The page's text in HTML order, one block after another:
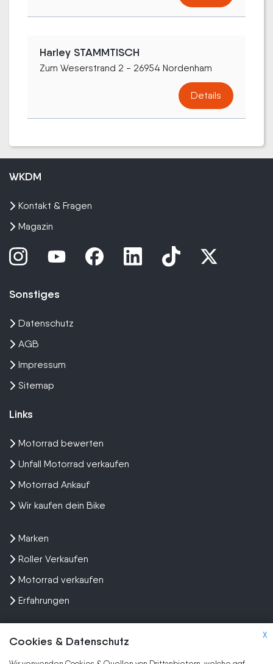
Harley STAMMTISCH
Zum Weserstrand 2 - 26954 Nordenham
Details
X
Cookies & Datenschutz
WKDM
Kontakt & Fragen
Magazin
Sonstiges
Datenschutz
AGB
Impressum
Sitemap
Links
Motorrad bewerten
Unfall Motorrad verkaufen
Motorrad Ankauf
Wir kaufen dein Bike
Marken
Roller Verkaufen
Motorrad verkaufen
Erfahrungen